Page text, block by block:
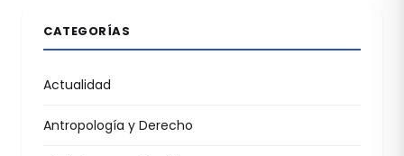
CATEGORÍAS
Actualidad
Antropología y Derecho